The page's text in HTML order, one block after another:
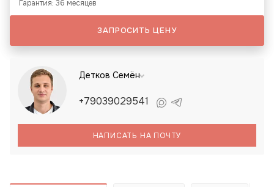
Гарантия: 36 месяцев
ЗАПРОСИТЬ ЦЕНУ
Детков Семён
+79039029541
НАПИСАТЬ НА ПОЧТУ